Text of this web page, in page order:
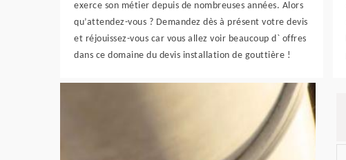
exerce son métier depuis de nombreuses années. Alors
qu’attendez-vous ? Demandez dès à présent votre devis
et réjouissez-vous car vous allez voir beaucoup d` offres
dans ce domaine du devis installation de gouttière !